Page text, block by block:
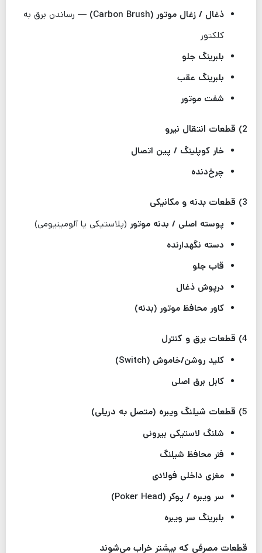
ذغال / زغال موتور (Carbon Brush)
— رساندن برق به
کلکتور
بلبرینگ جلو
بلبرینگ عقب
شفت موتور
2) قطعات انتقال نیرو
خار کوپلینگ / پین اتصال
چرخ‌دنده
3) قطعات بدنه و مکانیکی
پوسته اصلی / بدنه موتور (پلاستیکی یا آلومینیومی)
دسته نگهدارنده
قاب جلو
درپوش ذغال
کاور محافظ موتور (بدنه)
4) قطعات برق و کنترل
کلید روشن/خاموش (Switch)
کابل برق اصلی
5) قطعات شیلنگ ویبره (متصل به دریلی)
شلنگ لاستیکی بیرونی
فنر محافظ شیلنگ
مغزی داخلی فولادی
سر ویبره / پوکر (Poker Head)
بلبرینگ سر ویبره
قطعات مصرفی که بیشتر خراب می‌شوند